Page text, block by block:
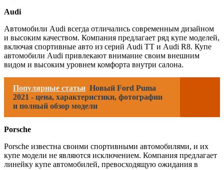
Audi
Автомобили Audi всегда отличались современным дизайном
и высоким качеством. Компания предлагает ряд купе моделей,
включая спортивные авто из серий Audi TT и Audi R8. Купе
автомобили Audi привлекают внимание своим внешним
видом и высоким уровнем комфорта внутри салона.
Популярные статьи Новый Ford Puma
2021 - цена, характеристики, фотографии
и полный обзор модели
Porsche
Porsche известна своими спортивными автомобилями, и их
купе модели не являются исключением. Компания предлагает
линейку купе автомобилей, превосходящую ожидания в